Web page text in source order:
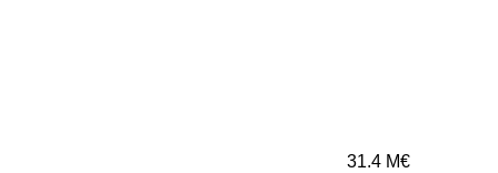
31.4 M€